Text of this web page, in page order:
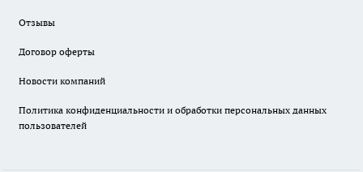
Отзывы
Договор оферты
Новости компаний
Политика конфиденциальности и обработки персональных данных
пользователей